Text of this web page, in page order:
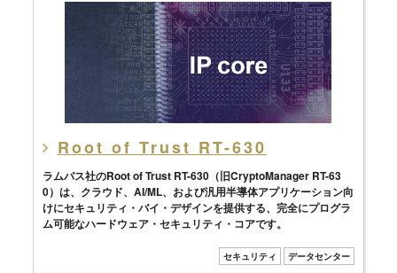
Root of Trust RT-630
ラムバス社のRoot of Trust RT-630（旧CryptoManager RT-63
0）は、クラウド、AI/ML、および汎用半導体アプリケーション向
けにセキュリティ・バイ・デザインを提供する、完全にプログラ
ム可能なハードウェア・セキュリティ・コアです。
セキュリティ データセンター